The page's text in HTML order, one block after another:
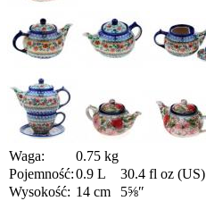
Waga:
0.75 kg
Pojemność:0.9 L
30.4 fl oz (US)
Wysokość: 14 cm 5⅝″